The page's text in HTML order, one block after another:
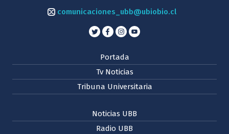
comunicaciones_ubb@ubiobio.cl
Portada
Tv Noticias
Tribuna Universitaria
Noticias UBB
Radio UBB